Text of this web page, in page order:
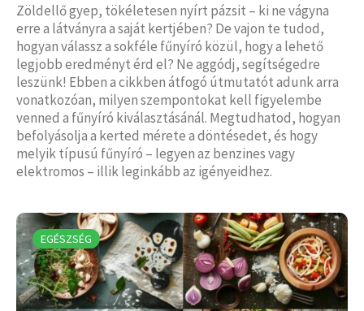
Zöldellő gyep, tökéletesen nyírt pázsit – ki ne vágyna
erre a látványra a saját kertjében? De vajon te tudod,
hogyan válassz a sokféle fűnyíró közül, hogy a lehető
legjobb eredményt érd el? Ne aggódj, segítségedre
leszünk! Ebben a cikkben átfogó útmutatót adunk arra
vonatkozóan, milyen szempontokat kell figyelembe
venned a fűnyíró kiválasztásánál. Megtudhatod, hogyan
befolyásolja a kerted mérete a döntésedet, és hogy
melyik típusú fűnyíró – legyen az benzines vagy
elektromos – illik leginkább az igényeidhez.
EGÉSZSÉG